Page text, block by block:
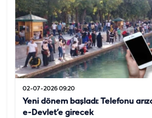
02-07-2026 09:20
Yeni dönem başladı: Telefonu
e-Devlet’e girecek